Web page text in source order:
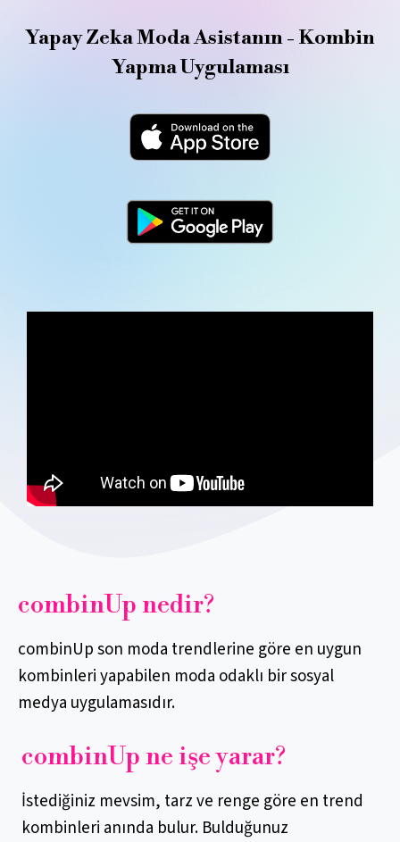
Yapay Zeka Moda Asistanın - Kombin
Yapma Uygulaması
combinUp nedir?
combinUp son moda trendlerine göre en uygun
kombinleri yapabilen moda odaklı bir sosyal
medya uygulamasıdır.
combinUp ne işe yarar?
İstediğiniz mevsim, tarz ve renge göre en trend
kombinleri anında bulur. Bulduğunuz